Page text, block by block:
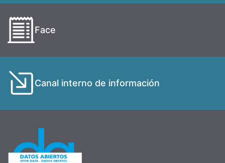
Face
Canal interno de información